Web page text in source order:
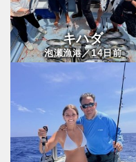
キハダ
泡瀬漁港／14日前